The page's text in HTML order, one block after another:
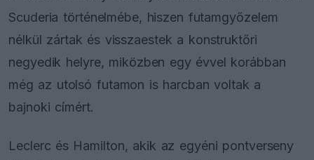
Scuderia történelmébe, hiszen futamgyőzelem
nélkül zártak és visszaestek a konstruktőri
negyedik helyre, miközben egy évvel korábban
még az utolsó futamon is harcban voltak a
bajnoki címért.
Leclerc és Hamilton, akik az egyéni pontverseny